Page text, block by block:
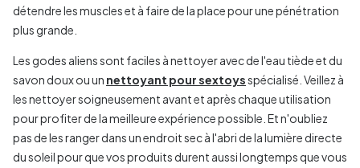
détendre les muscles et à faire de la place pour une pénétration
plus grande.
Les godes aliens sont faciles à nettoyer avec de l'eau tiède et du
savon doux ou un nettoyant pour sextoysspécialisé. Veillez à
les nettoyer soigneusement avant et après chaque utilisation
pour profiter de la meilleure expérience possible. Et n'oubliez
pas de les ranger dans un endroit sec à l'abri de la lumière directe
du soleil pour que vos produits durent aussi longtemps que vous